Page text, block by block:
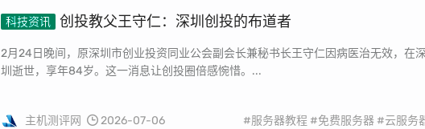
科技资讯 创投教父王守仁：深圳创投的布道者
2月24日晚间，原深圳市创业投资同业公会副会长兼秘书长王守仁因病医治无效，在深
圳逝世，享年84岁。这一消息让创投圈倍感惋惜。...
主机测评网 2026-07-06 #服务器教程 #免费服务器 #云服务